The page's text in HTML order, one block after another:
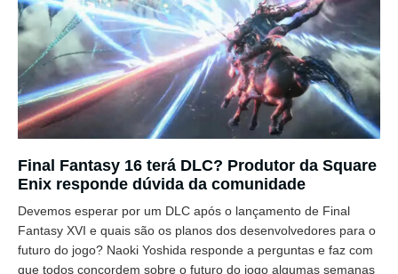
Final Fantasy 16 terá DLC? Produtor da Square
Enix responde dúvida da comunidade
Devemos esperar por um DLC após o lançamento de Final
Fantasy XVI e quais são os planos dos desenvolvedores para o
futuro do jogo? Naoki Yoshida responde a perguntas e faz com
que todos concordem sobre o futuro do jogo algumas semanas